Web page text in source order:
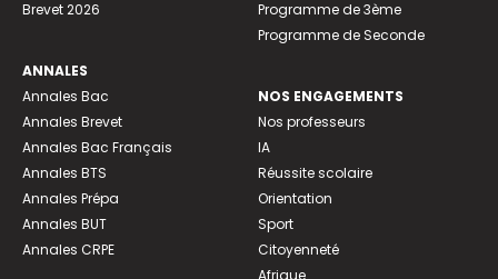
Brevet 2026
ANNALES
Annales Bac
Annales Brevet
Annales Bac Français
Annales BTS
Annales Prépa
Annales BUT
Annales CRPE
Programme de 3ème
Programme de Seconde
NOS ENGAGEMENTS
Nos professeurs
IA
Réussite scolaire
Orientation
Sport
Citoyenneté
Afrique